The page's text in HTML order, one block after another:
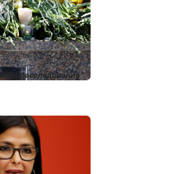
расследование